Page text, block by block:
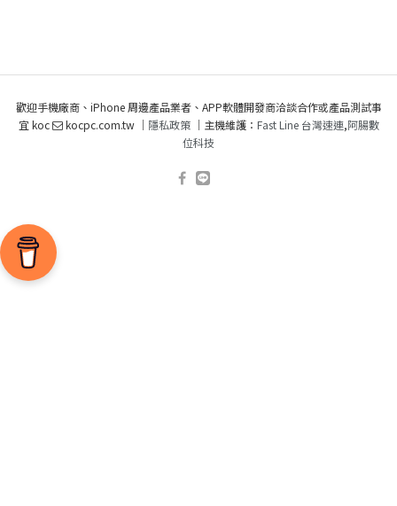
歡迎手機廠商、iPhone 周邊產品業者、APP軟體開發商洽談合作或產品測試事
宜 koc
kocpc.com.tw ｜ 隱私政策｜主機維護： Fast Line 台灣速連,阿腸數
位科技